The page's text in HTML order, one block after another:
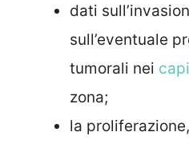
dati
sull’eventuale
tumorali nei
zona;
la